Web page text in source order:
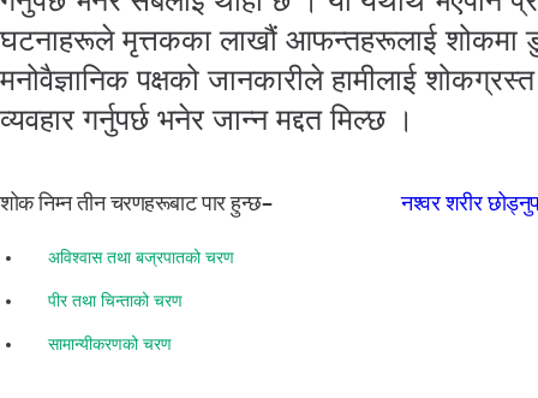
घटनाहरूले मृत्तकका लाखौं आफन्तहरूलाई शोकमा
मनोवैज्ञानिक पक्षको जानकारीले हामीलाई
व्यवहार गर्नुपर्छ भनेर जान्न मद्दत मिल्छ ।
शोक निम्न तीन चरणहरूबाट पार हुन्छ–नश्वर शरीर
अविश्वास तथा बज्रपातको चरण
पीर तथा चिन्ताको चरण
सामान्यीकरणको चरण